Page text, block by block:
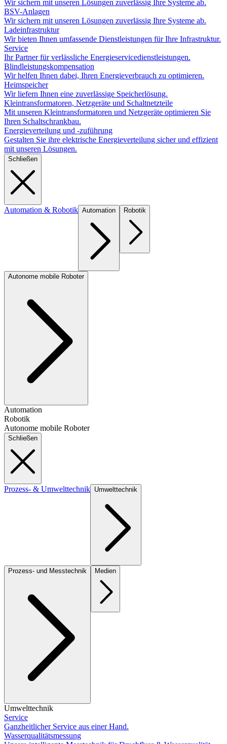
Wir sichern mit unseren Lösungen zuverlässig Ihre Systeme ab.
BSV-Anlagen
Wir sichern mit unseren Lösungen zuverlässig Ihre Systeme ab.
Ladeinfrastruktur
Wir bieten Ihnen umfassende Dienstleistungen für Ihre Infrastruktur.
Service
Ihr Partner für verlässliche Energieservicedienstleistungen.
Blindleistungskompensation
Wir helfen Ihnen dabei, Ihren Energieverbrauch zu optimieren.
Heimspeicher
Wir liefern Ihnen eine zuverlässige Speicherlösung.
Kleintransformatoren, Netzgeräte und Schaltnetzteile
Mit unseren Kleintransformatoren und Netzgeräte optimieren Sie
Ihren Schaltschrankbau.
Energieverteilung und -zuführung
Gestalten Sie ihre elektrische Energieverteilung sicher und effizient
mit unseren Lösungen.
Schließen
Automation & Robotik Automation Robotik
Autonome mobile Roboter
Automation
Robotik
Autonome mobile Roboter
Schließen
Prozess- & Umwelttechnik Umwelttechnik
Prozess- und Messtechnik Medien
Umwelttechnik
Service
Ganzheitlicher Service aus einer Hand.
Wasserqualitätsmessung